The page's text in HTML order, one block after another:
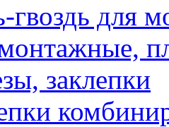
для
заклепки